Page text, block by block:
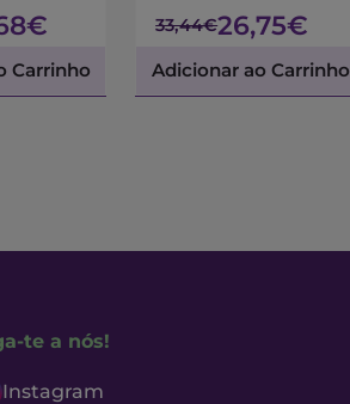
Carrinho
33,44€26,75€
Adicionar ao Carrinho
te a nós!
Instagram